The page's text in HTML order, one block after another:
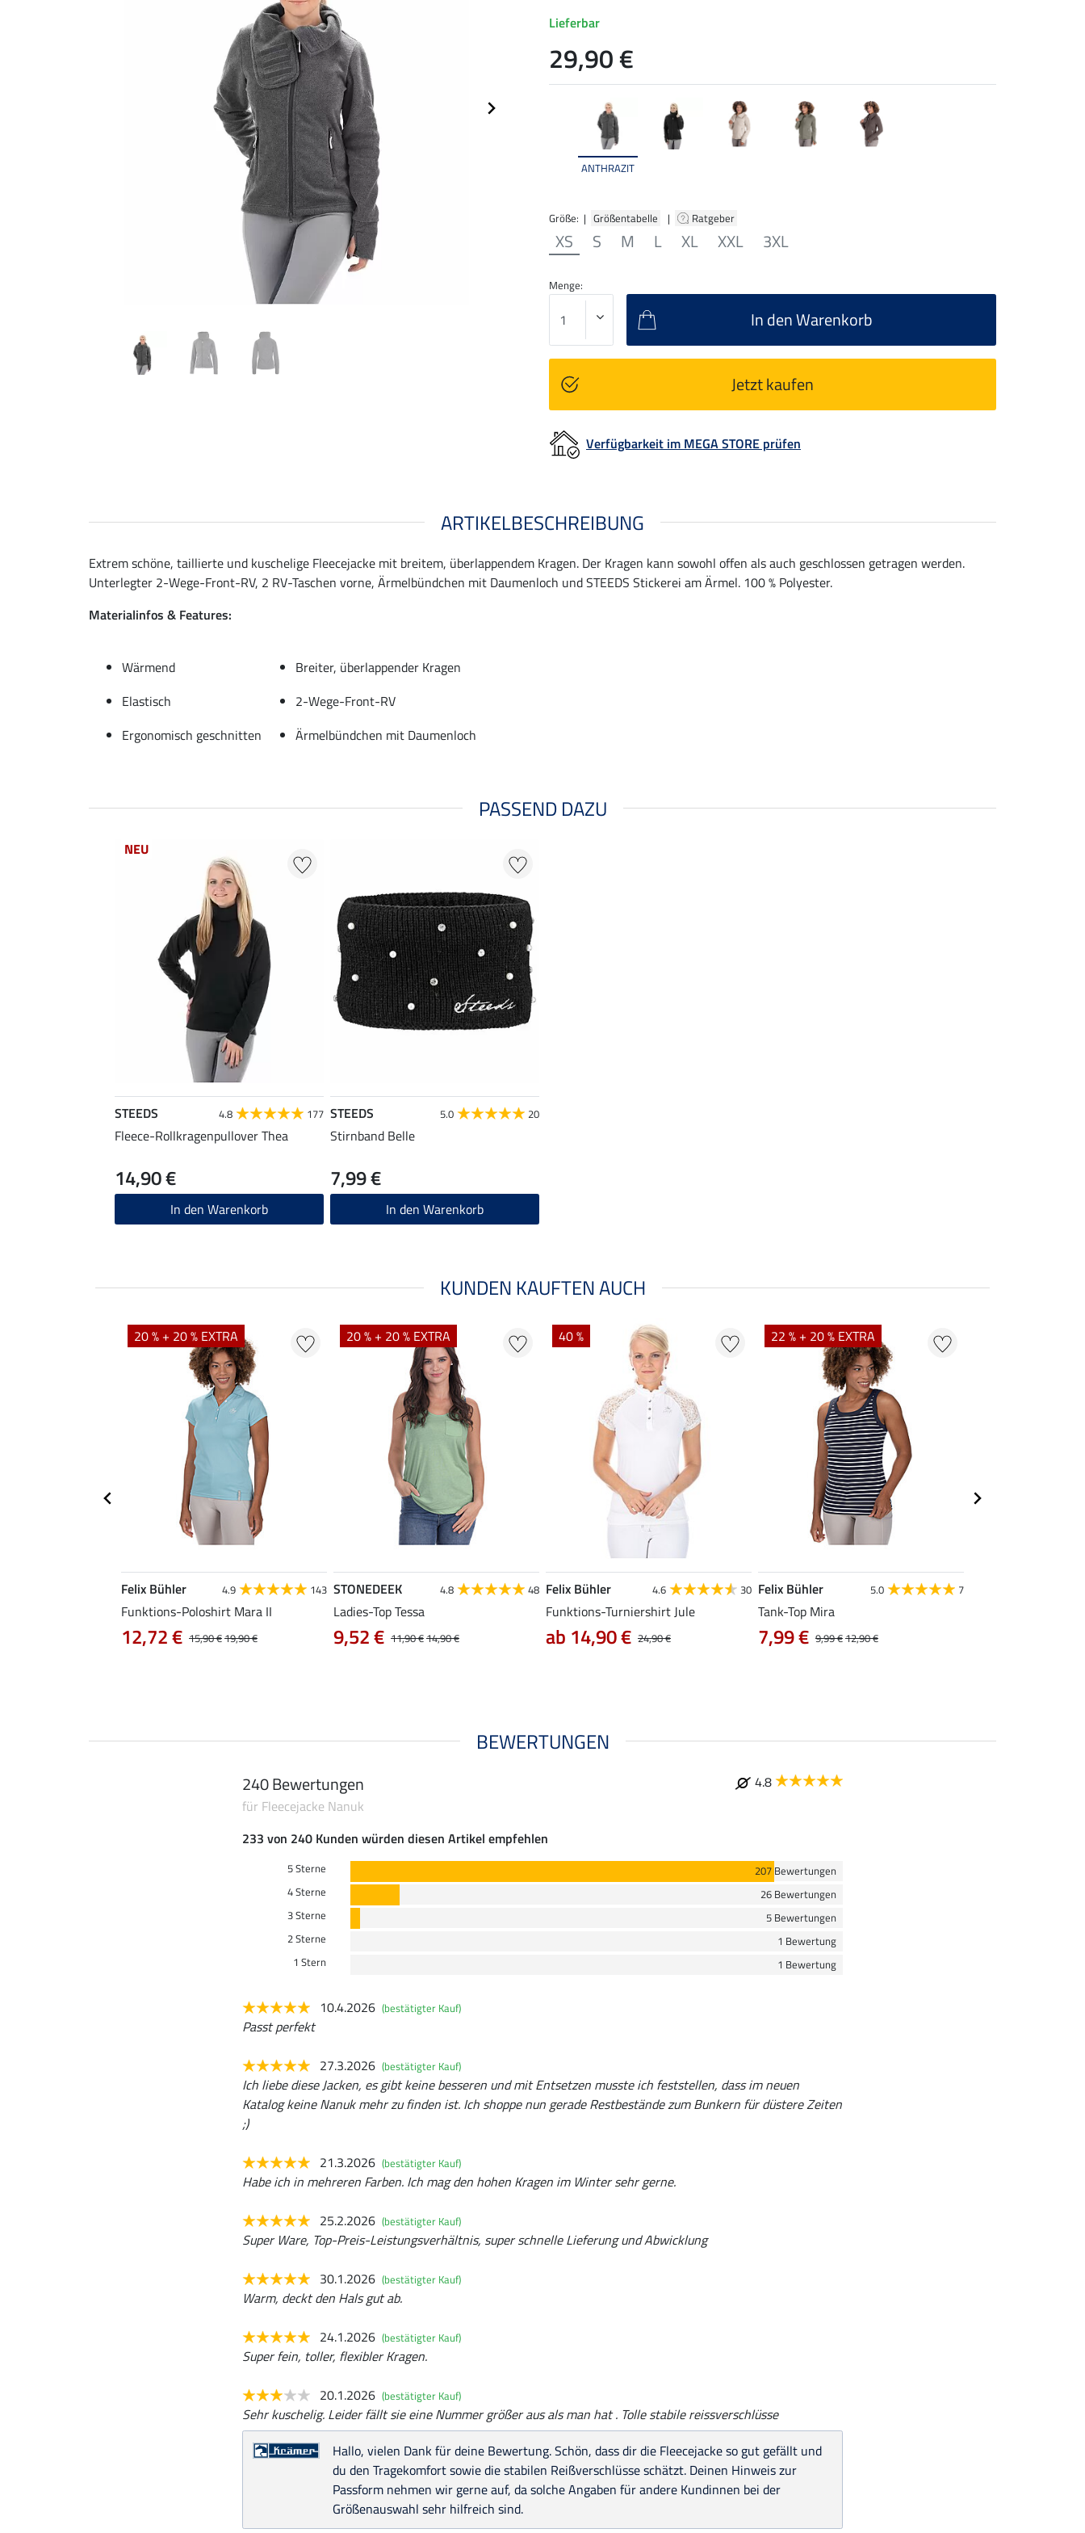
ANTHRAZIT
Größe: | Größentabelle | Ratgeber
XS S M L XL XXL 3XL
Lieferbar
29,90 €
Menge:
In den Warenkorb
Jetzt kaufen
Verfügbarkeit im MEGA STORE prüfen
ARTIKELBESCHREIBUNG
Extrem schöne, taillierte und kuschelige Fleecejacke mit breitem, überlappendem Kragen. Der Kragen kann sowohl offen als auch geschlossen getragen werden.
Unterlegter 2-Wege-Front-RV, 2 RV-Taschen vorne, Ärmelbündchen mit Daumenloch und STEEDS Stickerei am Ärmel. 100 % Polyester.
Materialinfos & Features:
Wärmend
Breiter, überlappender Kragen
Elastisch
2-Wege-Front-RV
Ergonomisch geschnitten
Ärmelbündchen mit Daumenloch
PASSEND DAZU
NEU
STEEDS 4.8 177
Fleece-Rollkragenpullover Thea
14,90 €
In den Warenkorb
STEEDS 5.0 20
Stirnband Belle
7,99 €
In den Warenkorb
KUNDEN KAUFTEN AUCH
20 % + 20 % EXTRA
Felix Bühler 4.9 143
Funktions-Poloshirt Mara II
15,90 €19,90 €
12,72 €
20 % + 20 % EXTRA
STONEDEEK 4.8 48
Ladies-Top Tessa
11,90 €14,90 €
9,52 €
40 %
Felix Bühler 4.6 30
Funktions-Turniershirt Jule
24,90 €
ab 14,90 €
22 % + 20 % EXTRA
Felix Bühler 5.0 7
Tank-Top Mira
9,99 €12,90 €
7,99 €
BEWERTUNGEN
240 Bewertungen
4.8
für Fleecejacke Nanuk
233 von 240 Kunden würden diesen Artikel empfehlen
5 Sterne
207 Bewertungen
4 Sterne
26 Bewertungen
3 Sterne
5 Bewertungen
2 Sterne
1 Bewertung
1 Stern
1 Bewertung
10.4.2026 (bestätigter Kauf)
Passt perfekt
27.3.2026 (bestätigter Kauf)
Ich liebe diese Jacken, es gibt keine besseren und mit Entsetzen musste ich feststellen, dass im neuen
Katalog keine Nanuk mehr zu finden ist. Ich shoppe nun gerade Restbestände zum Bunkern für düstere Zeiten
;)
21.3.2026 (bestätigter Kauf)
Habe ich in mehreren Farben. Ich mag den hohen Kragen im Winter sehr gerne.
25.2.2026 (bestätigter Kauf)
Super Ware, Top-Preis-Leistungsverhältnis, super schnelle Lieferung und Abwicklung
30.1.2026 (bestätigter Kauf)
Warm, deckt den Hals gut ab.
24.1.2026 (bestätigter Kauf)
Super fein, toller, flexibler Kragen.
20.1.2026 (bestätigter Kauf)
Sehr kuschelig. Leider fällt sie eine Nummer größer aus als man hat . Tolle stabile reissverschlüsse
Hallo, vielen Dank für deine Bewertung. Schön, dass dir die Fleecejacke so gut gefällt und
du den Tragekomfort sowie die stabilen Reißverschlüsse schätzt. Deinen Hinweis zur
Passform nehmen wir gerne auf, da solche Angaben für andere Kundinnen bei der
Größenauswahl sehr hilfreich sind.